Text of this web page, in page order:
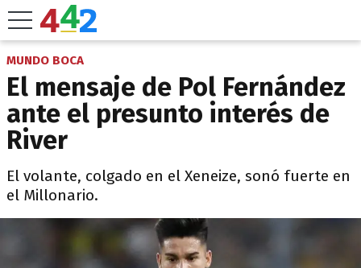
MUNDO BOCA
El mensaje de Pol Fernández
ante el presunto interés de
River
El volante, colgado en el Xeneize, sonó fuerte en
el Millonario.